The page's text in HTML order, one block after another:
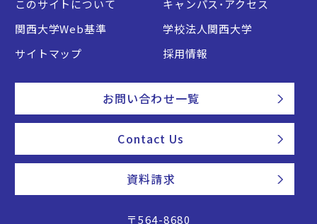
このサイトについて
キャンパス・アクセス
関西大学Web基準
学校法人関西大学
サイトマップ
採用情報
お問い合わせ一覧
Contact Us
資料請求
〒564-8680